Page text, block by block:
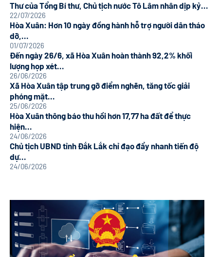
Thư của Tổng Bí thư, Chủ tịch nước Tô Lâm nhân dịp kỷ...
22/07/2026
Hòa Xuân: Hơn 10 ngày đồng hành hỗ trợ người dân tháo
dỡ,...
01/07/2026
Đến ngày 26/6, xã Hòa Xuân hoàn thành 92,2% khối
lượng họp xét...
26/06/2026
Xã Hòa Xuân tập trung gỡ điểm nghẽn, tăng tốc giải
phóng mặt...
25/06/2026
Hòa Xuân thông báo thu hồi hơn 17,77 ha đất để thực
hiện...
24/06/2026
Chủ tịch UBND tỉnh Đắk Lắk chỉ đạo đẩy nhanh tiến độ
dự...
24/06/2026